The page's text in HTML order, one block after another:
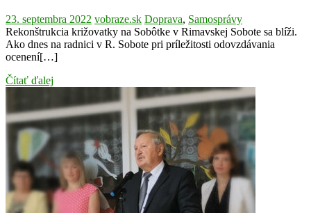
23. septembra 2022 vobraze.sk Doprava, Samosprávy
Rekonštrukcia križovatky na Sobôtke v Rimavskej Sobote sa blíži.
Ako dnes na radnici v R. Sobote pri príležitosti odovzdávania
ocenení[…]
Čítať ďalej